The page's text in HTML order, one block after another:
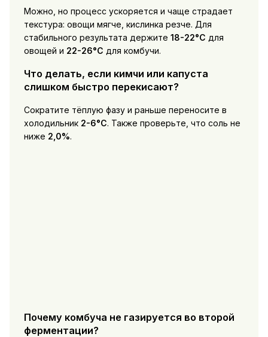
Можно, но процесс ускоряется и чаще страдает
текстура: овощи мягче, кислинка резче. Для
стабильного результата держите 18-22°C для
овощей и 22-26°C для комбучи.
Что делать, если кимчи или капуста
слишком быстро перекисают?
Сократите тёплую фазу и раньше переносите в
холодильник 2-6°C. Также проверьте, что соль не
ниже 2,0%.
Почему комбуча не газируется во второй
ферментации?